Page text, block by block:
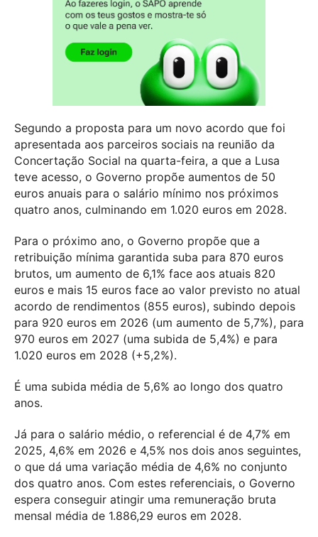
Segundo a proposta para um novo acordo que foi
apresentada aos parceiros sociais na reunião da
Concertação Social na quarta-feira, a que a Lusa
teve acesso, o Governo propõe aumentos de 50
euros anuais para o salário mínimo nos próximos
quatro anos, culminando em 1.020 euros em 2028.
Para o próximo ano, o Governo propõe que a
retribuição mínima garantida suba para 870 euros
brutos, um aumento de 6,1% face aos atuais 820
euros e mais 15 euros face ao valor previsto no atual
acordo de rendimentos (855 euros), subindo depois
para 920 euros em 2026 (um aumento de 5,7%), para
970 euros em 2027 (uma subida de 5,4%) e para
1.020 euros em 2028 (+5,2%).
É uma subida média de 5,6% ao longo dos quatro
anos.
Já para o salário médio, o referencial é de 4,7% em
2025, 4,6% em 2026 e 4,5% nos dois anos seguintes,
o que dá uma variação média de 4,6% no conjunto
dos quatro anos. Com estes referenciais, o Governo
espera conseguir atingir uma remuneração bruta
mensal média de 1.886,29 euros em 2028.